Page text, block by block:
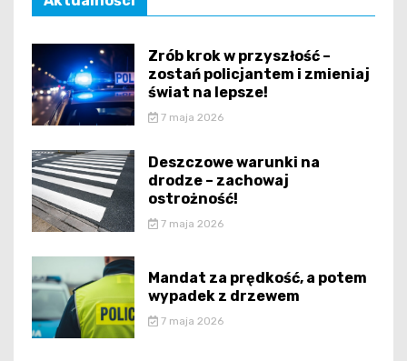
Zrób krok w przyszłość –
zostań policjantem i zmieniaj
świat na lepsze!
7 maja 2026
Deszczowe warunki na
drodze – zachowaj
ostrożność!
7 maja 2026
Mandat za prędkość, a potem
wypadek z drzewem
7 maja 2026